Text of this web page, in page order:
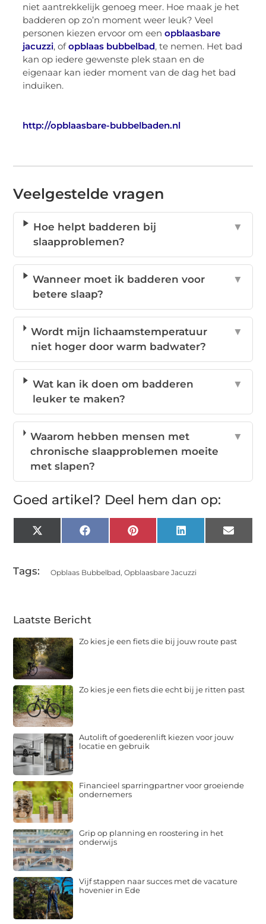
niet aantrekkelijk genoeg meer. Hoe maak je het
badderen op zo’n moment weer leuk? Veel
personen kiezen ervoor om eenopblaasbare
jacuzzi, ofopblaas bubbelbad, te nemen. Het bad
kan op iedere gewenste plek staan en de
eigenaar kan ieder moment van de dag het bad
induiken.
http://opblaasbare-bubbelbaden.nl
Veelgestelde vragen
Hoe helpt badderen bij
slaapproblemen?
▼
Wanneer moet ik badderen voor
betere slaap?
▼
Wordt mijn lichaamstemperatuur
niet hoger door warm badwater?
▼
Wat kan ik doen om badderen
leuker te maken?
▼
Waarom hebben mensen met
chronische slaapproblemen moeite
met slapen?
▼
Goed artikel? Deel hem dan op:
X
(Twitter)
FacebookPinterestLinkedInEmail
Tags: Opblaas Bubbelbad,Opblaasbare Jacuzzi
Laatste Bericht
Zo kies je een fiets die bij jouw route past
Zo kies je een fiets die echt bij je ritten past
Autolift of goederenlift kiezen voor jouw
locatie en gebruik
Financieel sparringpartner voor groeiende
ondernemers
Grip op planning en roostering in het
onderwijs
Vijf stappen naar succes met de vacature
hovenier in Ede